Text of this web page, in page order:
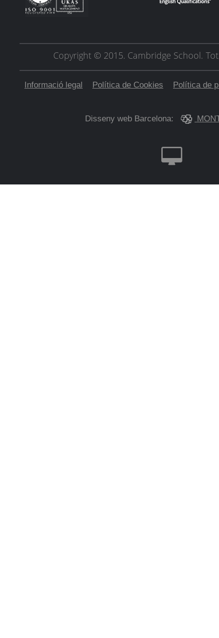
Copyright © 2015. Cambridge School.
Informació legal Política de Cookies Política de
Disseny web Barcelona: